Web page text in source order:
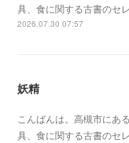
具、食に関する古書のセ
2026.07.30 07:57
妖精
こんばんは。高槻市にあ
具、食に関する古書のセ